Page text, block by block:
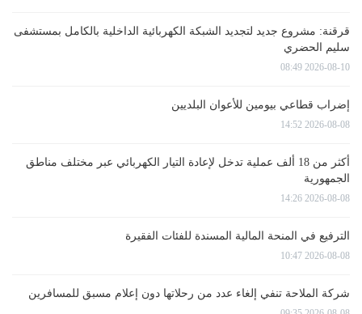
قرقنة: مشروع جديد لتجديد الشبكة الكهربائية الداخلية بالكامل بمستشفى
سليم الحضري
2026-08-10 08:49
إضراب قطاعي بيومين للأعوان البلديين
2026-08-08 14:52
أكثر من 18 ألف عملية تدخل لإعادة التيار الكهربائي عبر مختلف مناطق
الجمهورية
2026-08-08 14:26
الترفيع في المنحة المالية المسندة للفئات الفقيرة
2026-08-08 10:47
شركة الملاحة تنفي إلغاء عدد من رحلاتها دون إعلام مسبق للمسافرين